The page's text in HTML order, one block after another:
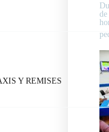
Y REMISES